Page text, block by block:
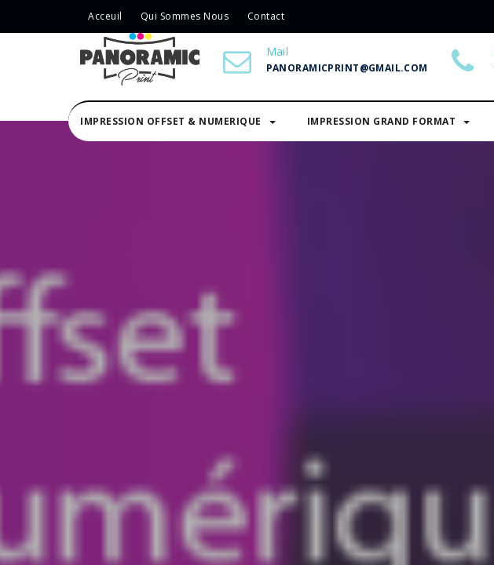
Acceuil Qui Sommes Nous Contact
Mail
PANORAMICPRINT@GMAIL.COM
IMPRESSION OFFSET & NUMERIQUE IMPRESSION GRAND FORMAT